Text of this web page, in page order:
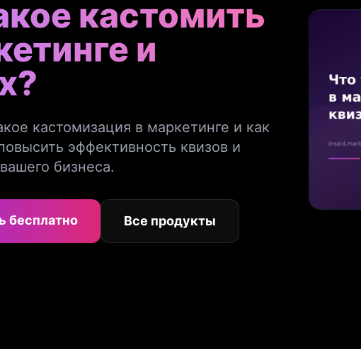
кастомить
и
кастомизация в маркетинге и как
эффективность квизов и
бизнеса.
бесплатно Все продукты